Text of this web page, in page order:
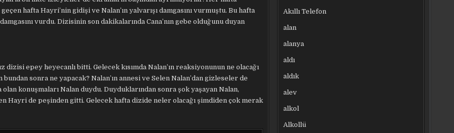
hafta Hayri’nin gidişi ve Nalan’ın yalvarışı damgasını vurmuştu. Bu hafta
vurdu. Dizisinin son dakikalarında Cana’nın gebe olduğunu duyan
dizisi epey heyecanlı bitti. Gelecek kısımda Nalan’ın reaksiyonunun ne olacağı
sonra ne yapacak? Nalan’ın annesi ve Selen Nalan’dan gizleseler de
olan konuşmaları Nalan duydu. Duyduklarından sonra şok yaşayan Nalan,
Hayri de peşinden gitti. Gelecek hafta dizide neler olacağı şimdiden çok merak
Akıllı Telefon
alan
alanya
aldı
aldık
alev
alkol
Alkollü